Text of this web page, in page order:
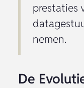
prestaties
nemen.
De